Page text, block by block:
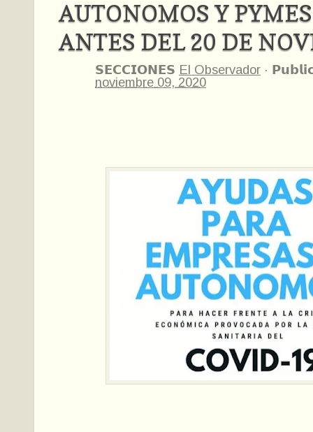
AUTONOMOS Y
ANTES DEL 20 DE
𝗦𝗘𝗖𝗖𝗜𝗢𝗡𝗘𝗦 El Observador ·
noviembre 09, 2020